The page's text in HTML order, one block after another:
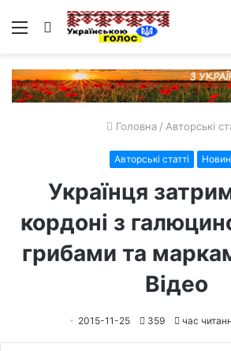
Меню Пошук
Головна / Авторські
Авторські статті
Українця
кордоні з
грибами та
Відео
2015-11-25 359 час